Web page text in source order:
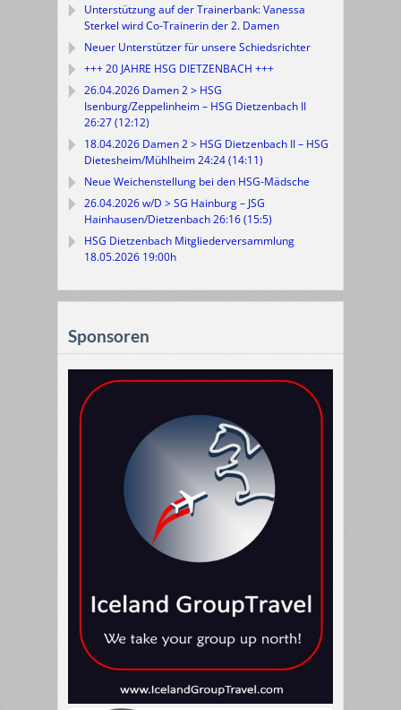
Unterstützung auf der Trainerbank: Vanessa
Sterkel wird Co-Trainerin der 2. Damen
Neuer Unterstützer für unsere Schiedsrichter
+++ 20 JAHRE HSG DIETZENBACH +++
26.04.2026 Damen 2 > HSG
Isenburg/Zeppelinheim – HSG Dietzenbach II
26:27 (12:12)
18.04.2026 Damen 2 > HSG Dietzenbach II – HSG
Dietesheim/Mühlheim 24:24 (14:11)
Neue Weichenstellung bei den HSG-Mädsche
26.04.2026 w/D > SG Hainburg – JSG
Hainhausen/Dietzenbach 26:16 (15:5)
HSG Dietzenbach Mitgliederversammlung
18.05.2026 19:00h
Sponsoren